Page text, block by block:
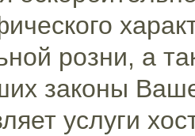
розни, а
законы
услуги